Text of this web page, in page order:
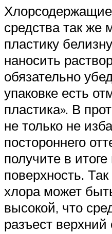
средства так же
пластику
наносить
обязательно
упаковке есть
пластика». В
не только не
постороннего
получите в
поверхность.
хлора может
высокой, что
разъест верхний